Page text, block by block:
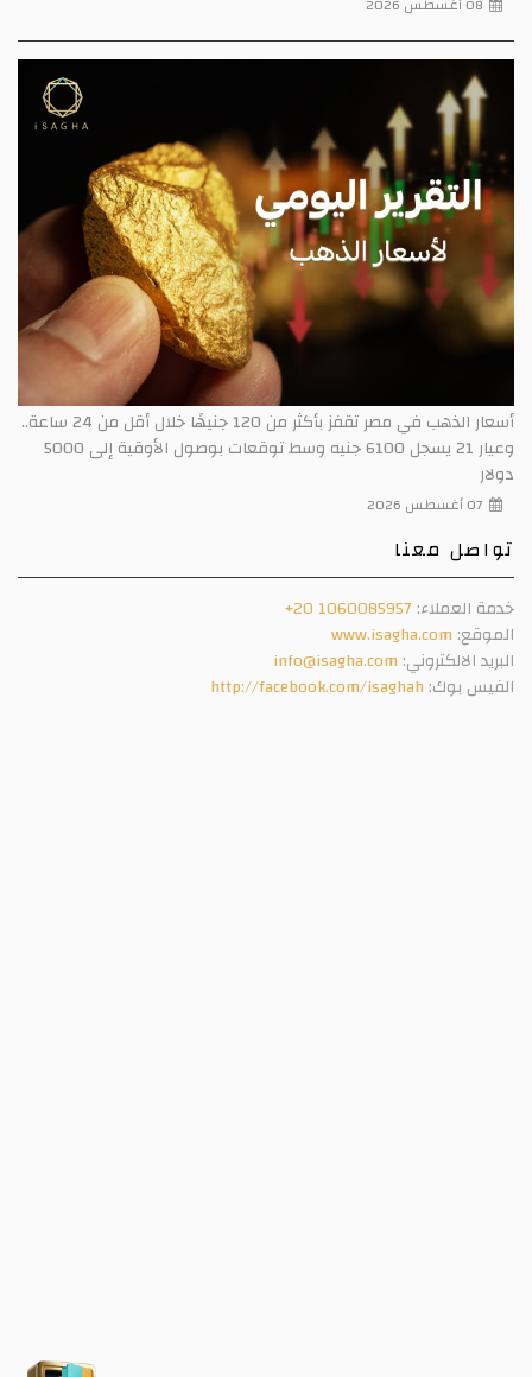
أسعار الذهب في مصر تقفز بأكثر من 120 جنيهًا خلال أقل من 24 ساعة..
وعيار 21 يسجل 6100 جنيه وسط توقعات بوصول الأوقية إلى 5000
دولار
07 أغسطس 2026
تواصل معنا
خدمة العملاء: +20 1060085957
الموقع: www.isagha.com
البريد الالكتروني: info@isagha.com
الفيس بوك: http://facebook.com/isaghah